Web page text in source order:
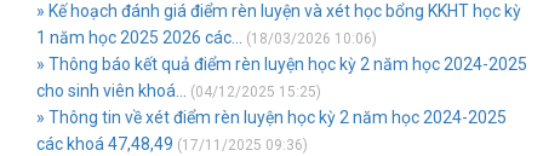
» Kế hoạch đánh giá điểm rèn luyện và xét học bổng KKHT học kỳ
1 năm học 2025 2026 các...
(18/03/2026 10:06)
» Thông báo kết quả điểm rèn luyện học kỳ 2 năm học 2024-2025
cho sinh viên khoá...
(04/12/2025 15:25)
» Thông tin về xét điểm rèn luyện học kỳ 2 năm học 2024-2025
các khoá 47,48,49 (17/11/2025 09:36)